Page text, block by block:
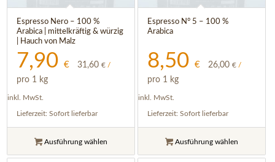
Espresso Nero – 100 %
Arabica | mittelkräftig & würzig
| Hauch von Malz
7,90€ 31,60€ /
pro 1 kg
inkl. MwSt.
Lieferzeit:Sofort lieferbar
Ausführung wählen
Espresso N° 5 – 100 %
Arabica
8,50 € 26,00 €/
pro 1 kg
inkl. MwSt.
Lieferzeit: Sofort lieferbar
Ausführung wählen